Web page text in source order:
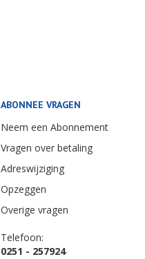
ABONNEE VRAGEN
Neem een Abonnement
Vragen over betaling
Adreswijziging
Opzeggen
Overige vragen
Telefoon:
0251 - 257924